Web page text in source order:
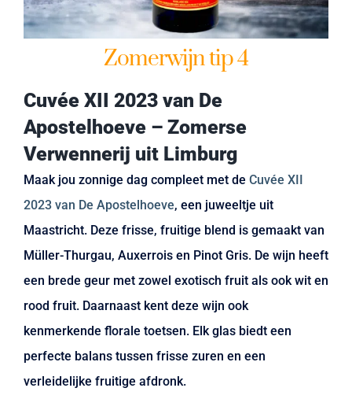
Zomerwijn tip 4
Cuvée XII 2023 van De
Apostelhoeve – Zomerse
Verwennerij uit Limburg
Maak jou zonnige dag compleet met de Cuvée XII
2023 van De Apostelhoeve, een juweeltje uit
Maastricht. Deze frisse, fruitige blend is gemaakt van
Müller-Thurgau, Auxerrois en Pinot Gris. De wijn heeft
een brede geur met zowel exotisch fruit als ook wit en
rood fruit. Daarnaast kent deze wijn ook
kenmerkende florale toetsen. Elk glas biedt een
perfecte balans tussen frisse zuren en een
verleidelijke fruitige afdronk.